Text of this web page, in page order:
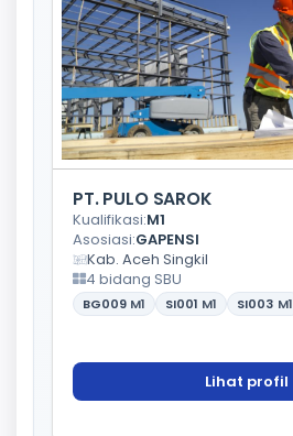
PT. PULO SAROK
Kualifikasi:M1
Asosiasi:GAPENSI
Kab. Aceh Singkil
4 bidang SBU
BG009 M1 SI001 M1 SI003 M1
Lihat profil